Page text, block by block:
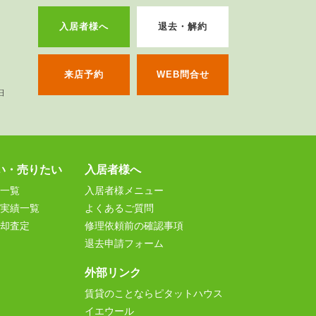
入居者様へ 退去・解約
来店予約 WEB問合せ
・売りたい
覧
績一覧
査定
入居者様へ
入居者様メニュー
よくあるご質問
修理依頼前の確認事項
退去申請フォーム
外部リンク
賃貸のことならピタットハウス
イエウール